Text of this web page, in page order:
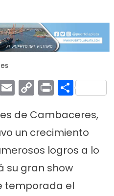
EmailCopy
Link
Print
de Cambaceres,
un crecimiento
logros a lo
su gran show
temporada el